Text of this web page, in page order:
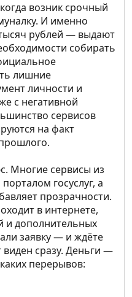
возник срочный
И именно
рублей — выдают
собирать
лишние
личности и
с негативной
сервисов
на факт
Многие сервисы из
госуслуг, а
прозрачности.
в интернете,
и дополнительных
заявку — и ждёте
виден сразу. Деньги —
перерывов: